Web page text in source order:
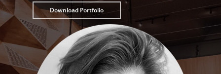
Download Portfolio